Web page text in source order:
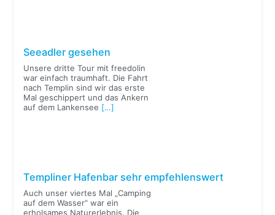
Seeadler gesehen
Unsere dritte Tour mit freedolin
war einfach traumhaft. Die Fahrt
nach Templin sind wir das erste
Mal geschippert und das Ankern
auf dem Lankensee […]
Templiner Hafenbar sehr empfehlenswert
Auch unser viertes Mal „Camping
auf dem Wasser“ war ein
erholsames Naturerlebnis. Die